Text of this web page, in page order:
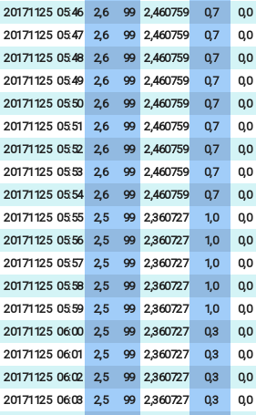
20171125 05:46 2,6 99 2,460759 0,7 0,0
20171125 05:47 2,6 99 2,460759 0,7 0,0
20171125 05:48 2,6 99 2,460759 0,7 0,0
20171125 05:49 2,6 99 2,460759 0,7 0,0
20171125 05:50 2,6 99 2,460759 0,7 0,0
20171125 05:51 2,6 99 2,460759 0,7 0,0
20171125 05:52 2,6 99 2,460759 0,7 0,0
20171125 05:53 2,6 99 2,460759 0,7 0,0
20171125 05:54 2,6 99 2,460759 0,7 0,0
20171125 05:55 2,5 99 2,360727 1,0 0,0
20171125 05:56 2,5 99 2,360727 1,0 0,0
20171125 05:57 2,5 99 2,360727 1,0 0,0
20171125 05:58 2,5 99 2,360727 1,0 0,0
20171125 05:59 2,5 99 2,360727 1,0 0,0
20171125 06:00 2,5 99 2,360727 0,3 0,0
20171125 06:01 2,5 99 2,360727 0,3 0,0
20171125 06:02 2,5 99 2,360727 0,3 0,0
20171125 06:03 2,5 99 2,360727 0,3 0,0